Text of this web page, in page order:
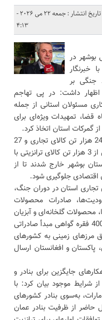
تاریخ انتشار : جمعه 22 می 2026 -
4:13
بوشهر در
خبرنگار
جنگی بر
داشت: در پی تهاجم
مسئولان استانی از جمله
قضا، تمهیدات ویژه‌ای برای
گمرکات استان اتخاذ کرد.
وی افزود: در این بازه زمانی دشوار، 24 هزار تن کالای تجاری و 27
هزار تن کالای ملوانی، به همراه بیش از 3 هزار تن کالای ترانزیتی با
بوشهر خارج شدند تا از
اقتصادی جلوگیری شود.
تجاری استان در دوران جنگ،
صادرات محصولات
محصولات گلخانه‌ای و آبزیان
متوقف نشد. در این مدت نزدیک به 400 فقره گواهی مبدأ صادراتی
مرزهای زمینی به کشورهای
پاکستان و افغانستان ارسال
جایگزین برای بنادر و
شرایط موجود بیان کرد: با
به‌سوی بنادر کشورهای
حاضر از ظرفیت بنادر عمان